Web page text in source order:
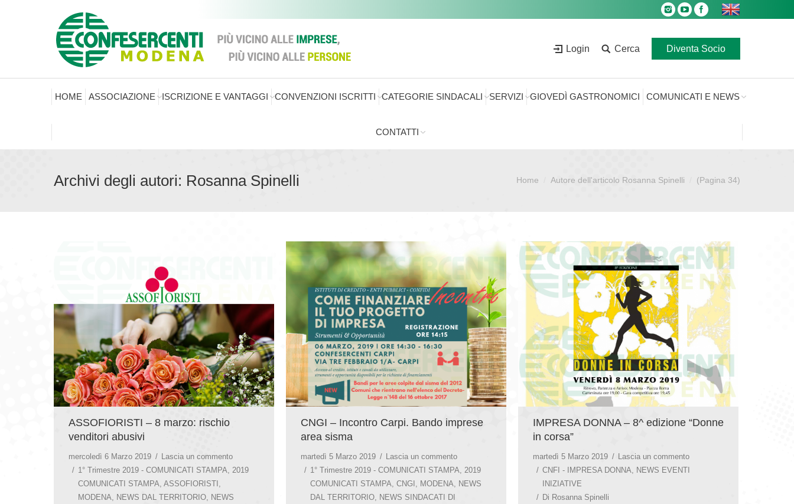
Login Cerca Diventa Socio
HOME ASSOCIAZIONE ISCRIZIONE E VANTAGGI CONVENZIONI ISCRITTI CATEGORIE SINDACALI SERVIZI GIOVEDÌ GASTRONOMICI COMUNICATI E NEWS
CONTATTI
Archivi degli autori: Rosanna Spinelli Home Autore dell'articolo Rosanna Spinelli (Pagina 34)
ASSOFIORISTI – 8 marzo: rischio
venditori abusivi
mercoledì 6 Marzo 2019
Lascia un commento
1° Trimestre 2019 - COMUNICATI STAMPA
2019
COMUNICATI STAMPA ASSOFIORISTI
MODENA
NEWS DAL TERRITORIO
NEWS
CNGI – Incontro Carpi. Bando imprese
area sisma
martedì 5 Marzo 2019
Lascia un commento
1° Trimestre 2019 - COMUNICATI STAMPA
2019
COMUNICATI STAMPA CNGI MODENA
NEWS
DAL TERRITORIO
NEWS SINDACATI DI
IMPRESA DONNA – 8^ edizione “Donne
in corsa”
martedì 5 Marzo 2019
Lascia un commento
CNFI - IMPRESA DONNA
NEWS EVENTI
INIZIATIVE
Di Rosanna Spinelli